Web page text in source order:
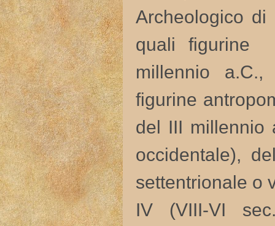
Archeologico
quali figurine
millennio
figurine
del III millennio
occidentale),
settentrionale o
IV (VIII-VI